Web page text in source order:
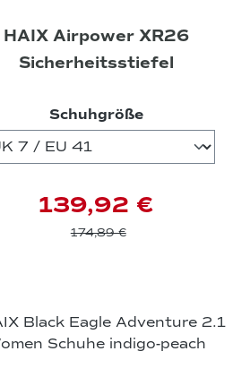
HAIX Airpower XR26
Sicherheitsstiefel
Schuhgrößeauswählen
139,92 €
174,89 €